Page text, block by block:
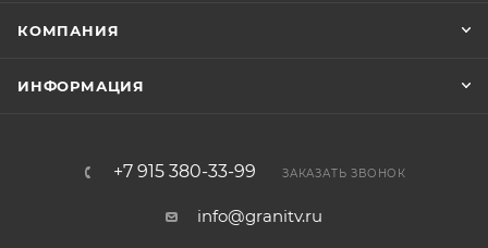
КОМПАНИЯ
ИНФОРМАЦИЯ
+7 915 380-33-99 ЗАКАЗАТЬ ЗВОНОК
info@granitv.ru